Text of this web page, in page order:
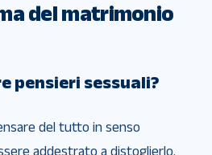
del matrimonio
pensieri sessuali?
del tutto in senso
addestrato a distoglierlo.